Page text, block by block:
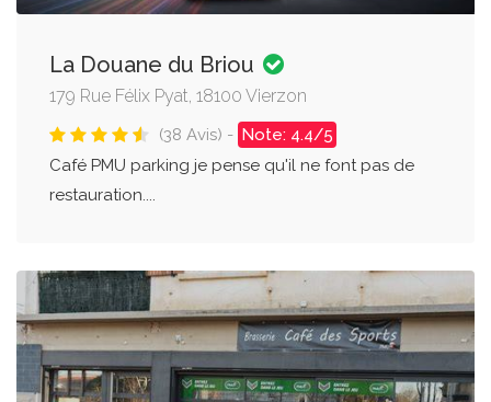
La Douane du Briou
179 Rue Félix Pyat, 18100 Vierzon
(38 Avis) - Note: 4.4/5
Café PMU parking je pense qu'il ne font pas de
restauration....